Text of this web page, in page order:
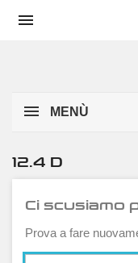

MENÙ
12.4 D
Ci scusiamo
Prova a fare